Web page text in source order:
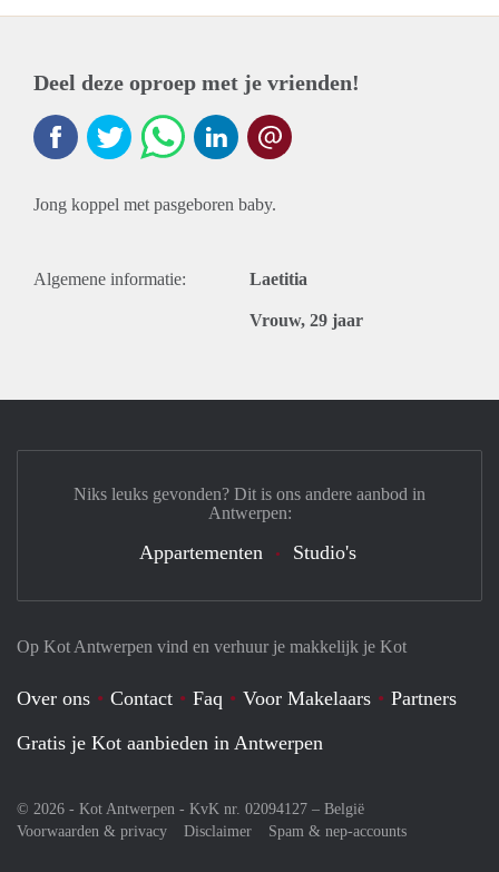
Deel deze oproep met je vrienden!
Jong koppel met pasgeboren baby.
Algemene informatie: Laetitia
Vrouw, 29 jaar
Op Kot Antwerpen vind en verhuur je makkelijk je Kot
Over ons Contact Faq Voor Makelaars
Partners
Gratis je Kot aanbieden in Antwerpen
© 2026 - Kot Antwerpen - KvK nr. 02094127 – België
Voorwaarden & privacy
Disclaimer Spam & nep-accounts
Niks leuks gevonden? Dit is ons andere aanbod in
Antwerpen:
Appartementen Studio's